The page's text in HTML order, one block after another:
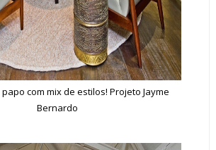
com mix de estilos! Projeto Jayme
Bernardo